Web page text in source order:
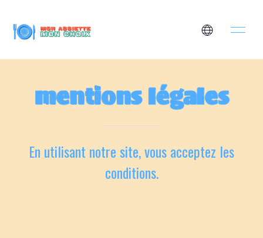
mentions légales
En utilisant notre site, vous acceptez les
conditions.